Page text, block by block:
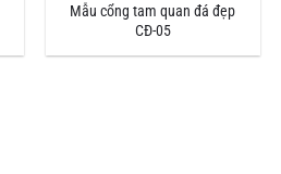
Mẫu cổng tam quan đá đẹp
CĐ-05